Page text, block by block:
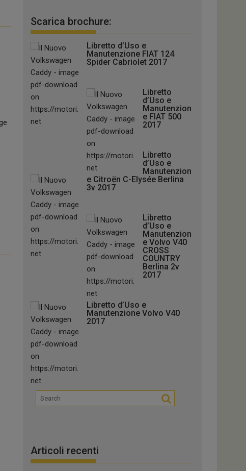
Scarica brochure:
Libretto d’Uso e
Manutenzione FIAT 124
Spider Cabriolet 2017
Libretto
d’Uso e
Manutenzion
e FIAT 500
2017
Libretto
d’Uso e
Manutenzion
e Citroën C-Elysée Berlina
3v 2017
Libretto
d’Uso e
Manutenzion
e Volvo V40
CROSS
COUNTRY
Berlina 2v
2017
Libretto d’Uso e
Manutenzione Volvo V40
2017
Articoli recenti